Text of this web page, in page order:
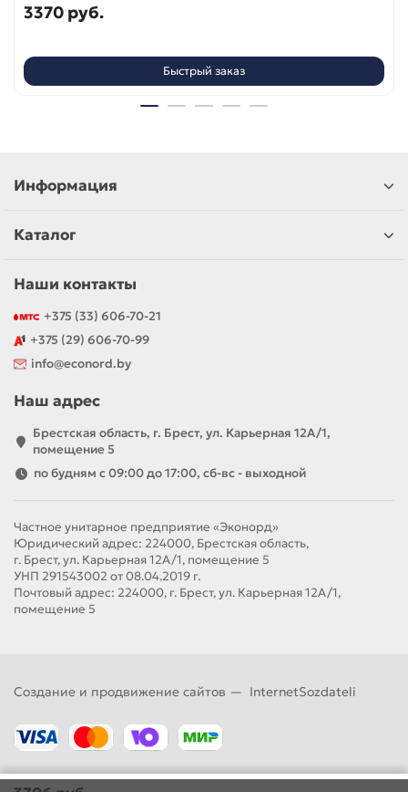
3370 руб.
Быстрый заказ
Информация
Каталог
Наши контакты
+375 (33) 606-70-21
+375 (29) 606-70-99
info@econord.by
Наш адрес
Брестская область, г. Брест, ул. Карьерная 12А/1,
помещение 5
по будням с 09:00 до 17:00, сб-вс - выходной
Частное унитарное предприятие «Эконорд»
Юридический адрес: 224000, Брестская область,
г. Брест, ул. Карьерная 12А/1, помещение 5
УНП 291543002 от 08.04.2019 г.
Почтовый адрес: 224000, г. Брест, ул. Карьерная 12А/1,
помещение 5
Создание и продвижение сайтов — InternetSozdateli